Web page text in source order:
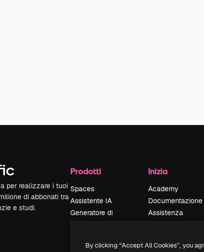
per realizzare i tuoi
di abbonati tra
e studi.
Prodotti
Spaces
Assistente IA
Generatore di
Inizia
Academy
Documentazione
Assistenza
Politica sulla
By clicking “Accept All Cookies”, you